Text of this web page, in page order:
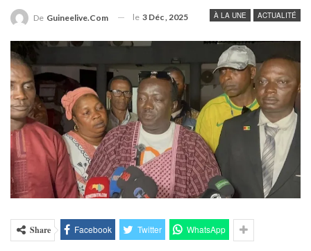
À LA UNE ACTUALITÉ
De Guineelive.com le 3 Déc , 2025
Share Facebook Twitter WhatsApp